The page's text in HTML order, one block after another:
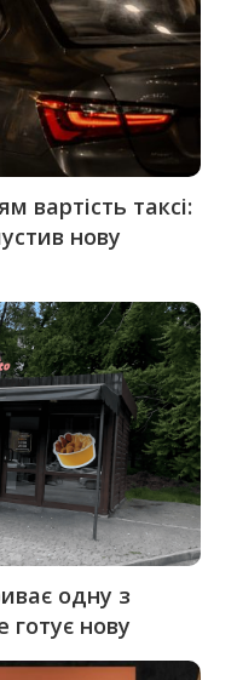
вартість таксі:
нову
одну з
готує нову